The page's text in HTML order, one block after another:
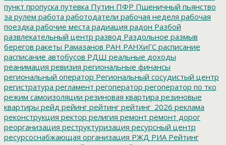
пункт пропуска путевка Путин ПФР Пшеничный пьянство
за рулем работа работодатели рабочая неделя рабочая
поездка рабочие места радиация радон Разбой
развлекательный центр развод Раздольное размыв
берегов ракеты Рамазанов РАН РАНХиГС расписание
расписание автобусов РДШ реальные доходы
реанимация ревизия региональные финансы
региональный оператор Региональный сосудистый центр
регистратура регламент регоператор регоператор по тко
режим самоизоляции резиновая квартира резиновые
квартиры рейд рейинг рейтинг рейтинг_2026 реклама
реконструкция ректор религия ремонт ремонт дорог
реорганизация реструктуризация ресурсный центр
ресурсоснабжающая организация РЖД РИА Рейтинг